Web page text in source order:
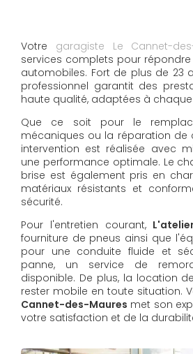
Votre garagiste Le Cannet-
services complets pour
automobiles. Fort de plus de 23
professionnel garantit des
haute qualité, adaptées à chaque
Que ce soit pour le
mécaniques ou la réparation de
intervention est réalisée avec
une performance optimale. Le
brise est également pris en
matériaux résistants et
sécurité.
Pour l'entretien courant,
fourniture de pneus ainsi que
pour une conduite fluide et
panne, un service de
disponible. De plus, la location
rester mobile en toute situation.
Cannet-des-Maures met son
votre satisfaction et de la